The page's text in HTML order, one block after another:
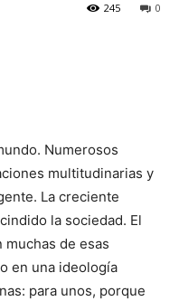
0
245
Numerosos
multitudinarias y
La creciente
la sociedad. El
de esas
en una ideología
para unos, porque